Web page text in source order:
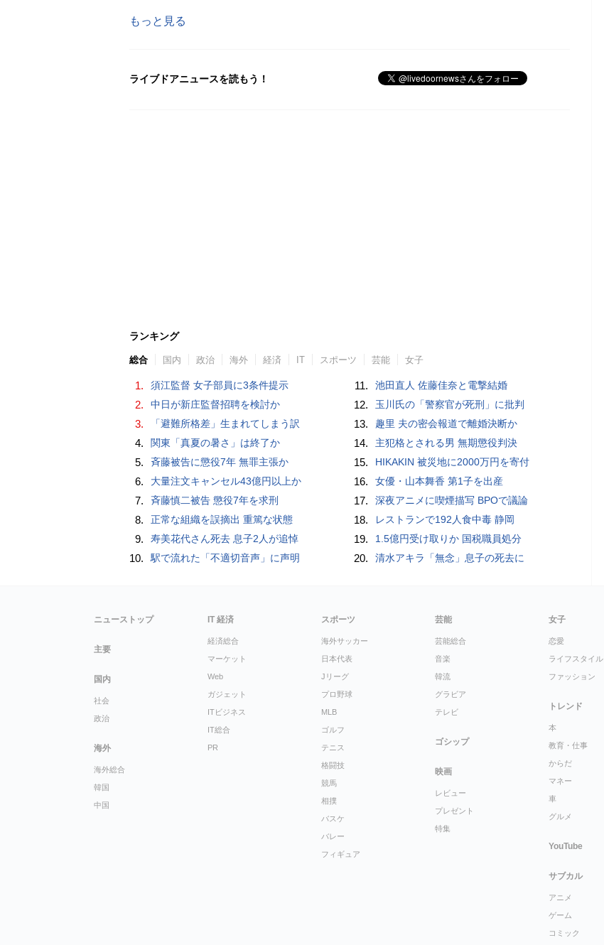
もっと見る
ライブドアニュースを読もう！
ランキング
総合 国内 政治 海外 経済 IT スポーツ 芸能 女子
1. 須江監督 女子部員に3条件提示
2. 中日が新庄監督招聘を検討か
3. 「避難所格差」生まれてしまう訳
4. 関東「真夏の暑さ」は終了か
5. 斉藤被告に懲役7年 無罪主張か
6. 大量注文キャンセル43億円以上か
7. 斉藤慎二被告 懲役7年を求刑
8. 正常な組織を誤摘出 重篤な状態
9. 寿美花代さん死去 息子2人が追悼
10. 駅で流れた「不適切音声」に声明
11. 池田直人 佐藤佳奈と電撃結婚
12. 玉川氏の「警察官が死刑」に批判
13. 趣里 夫の密会報道で離婚決断か
14. 主犯格とされる男 無期懲役判決
15. HIKAKIN 被災地に2000万円を寄付
16. 女優・山本舞香 第1子を出産
17. 深夜アニメに喫煙描写 BPOで議論
18. レストランで192人食中毒 静岡
19. 1.5億円受け取りか 国税職員処分
20. 清水アキラ「無念」息子の死去に
ニューストップ
主要
国内
社会
政治
海外
海外総合
韓国
中国
IT 経済
経済総合
マーケット
Web
ガジェット
ITビジネス
IT総合
PR
スポーツ
海外サッカー
日本代表
Jリーグ
プロ野球
MLB
ゴルフ
テニス
格闘技
競馬
相撲
バスケ
バレー
フィギュア
芸能
芸能総合
音楽
韓流
グラビア
テレビ
ゴシップ
映画
レビュー
プレゼント
特集
女子
恋愛
ライフスタイル
ファッション
トレンド
本
教育・仕事
からだ
マネー
車
グルメ
YouTube
サブカル
アニメ
ゲーム
コミック